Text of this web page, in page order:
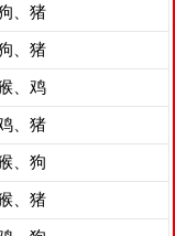
、猪
、猪
、鸡
、猪
、狗
、猪